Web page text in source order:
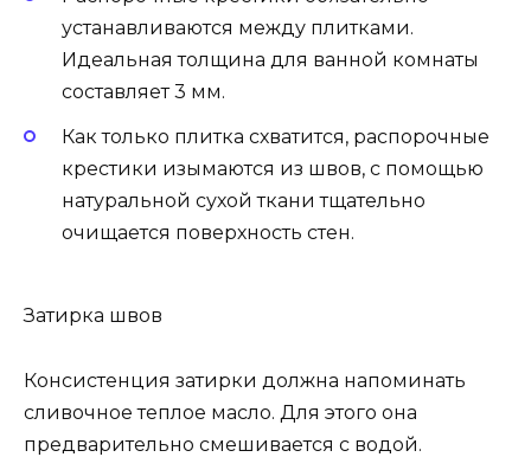
устанавливаются между плитками.
Идеальная толщина для ванной комнаты
составляет 3 мм.
Как только плитка схватится, распорочные
крестики изымаются из швов, с помощью
натуральной сухой ткани тщательно
очищается поверхность стен.
Затирка швов
Консистенция затирки должна напоминать
сливочное теплое масло. Для этого она
предварительно смешивается с водой.